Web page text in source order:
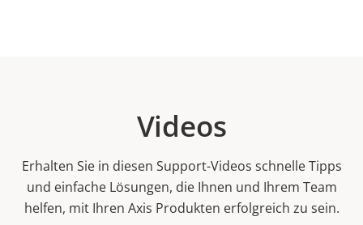
Videos
Erhalten Sie in diesen Support-Videos schnelle Tipps
und einfache Lösungen, die Ihnen und Ihrem Team
helfen, mit Ihren Axis Produkten erfolgreich zu sein.